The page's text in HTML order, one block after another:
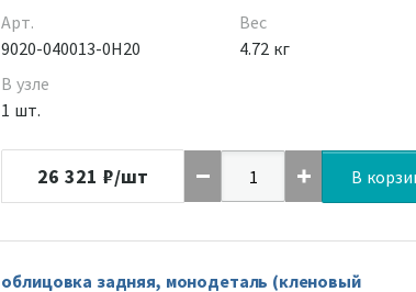
Арт.
9020-040013-0H20
В узле
1 шт.
Вес
4.72 кг
26 321 ₽/шт В
облицовка задняя, монодеталь (кленовый